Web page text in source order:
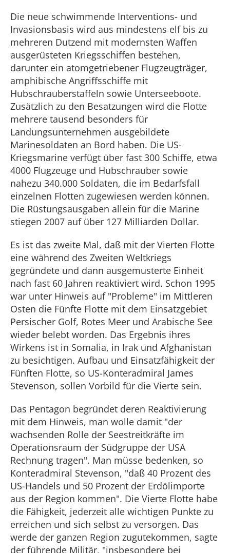
Die neue schwimmende Interventions- und
Invasionsbasis wird aus mindestens elf bis zu
mehreren Dutzend mit modernsten Waffen
ausgerüsteten Kriegsschiffen bestehen,
darunter ein atomgetriebener Flugzeugträger,
amphibische Angriffsschiffe mit
Hubschrauberstaffeln sowie Unterseeboote.
Zusätzlich zu den Besatzungen wird die Flotte
mehrere tausend besonders für
Landungsunternehmen ausgebildete
Marinesoldaten an Bord haben. Die US-
Kriegsmarine verfügt über fast 300 Schiffe, etwa
4000 Flugzeuge und Hubschrauber sowie
nahezu 340.000 Soldaten, die im Bedarfsfall
einzelnen Flotten zugewiesen werden können.
Die Rüstungsausgaben allein für die Marine
stiegen 2007 auf über 127 Milliarden Dollar.
Es ist das zweite Mal, daß mit der Vierten Flotte
eine während des Zweiten Weltkriegs
gegründete und dann ausgemusterte Einheit
nach fast 60 Jahren reaktiviert wird. Schon 1995
war unter Hinweis auf "Probleme" im Mittleren
Osten die Fünfte Flotte mit dem Einsatzgebiet
Persischer Golf, Rotes Meer und Arabische See
wieder belebt worden. Das Ergebnis ihres
Wirkens ist in Somalia, in Irak und Afghanistan
zu besichtigen. Aufbau und Einsatzfähigkeit der
Fünften Flotte, so US-Konteradmiral James
Stevenson, sollen Vorbild für die Vierte sein.
Das Pentagon begründet deren Reaktivierung
mit dem Hinweis, man wolle damit "der
wachsenden Rolle der Seestreitkräfte im
Operationsraum der Südgruppe der USA
Rechnung tragen". Man müsse bedenken, so
Konteradmiral Stevenson, "daß 40 Prozent des
US-Handels und 50 Prozent der Erdölimporte
aus der Region kommen". Die Vierte Flotte habe
die Fähigkeit, jederzeit alle wichtigen Punkte zu
erreichen und sich selbst zu versorgen. Das
werde der ganzen Region zugutekommen, sagte
der führende Militär, "insbesondere bei